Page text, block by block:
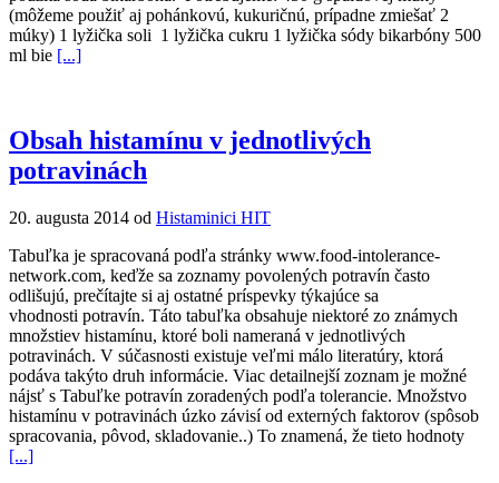
(môžeme použiť aj pohánkovú, kukuričnú, prípadne zmiešať 2
múky) 1 lyžička soli 1 lyžička cukru 1 lyžička sódy bikarbóny 500
ml bie [...]
Obsah histamínu v jednotlivých
potravinách
20. augusta 2014 od Histaminici HIT
Tabuľka je spracovaná podľa stránky www.food-intolerance-
network.com, keďže sa zoznamy povolených potravín často
odlišujú, prečítajte si aj ostatné príspevky týkajúce sa
vhodnosti potravín. Táto tabuľka obsahuje niektoré zo známych
množstiev histamínu, ktoré boli nameraná v jednotlivých
potravinách. V súčasnosti existuje veľmi málo literatúry, ktorá
podáva takýto druh informácie. Viac detailnejší zoznam je možné
nájsť s Tabuľke potravín zoradených podľa tolerancie. Množstvo
histamínu v potravinách úzko závisí od externých faktorov (spôsob
spracovania, pôvod, skladovanie..) To znamená, že tieto hodnoty
[...]